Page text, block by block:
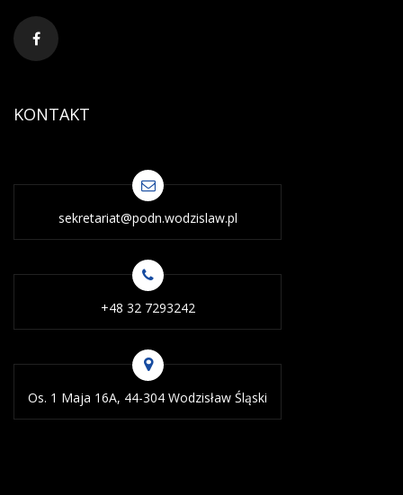
KONTAKT
sekretariat@podn.wodzislaw.pl
+48 32 7293242
Os. 1 Maja 16A, 44-304 Wodzisław Śląski